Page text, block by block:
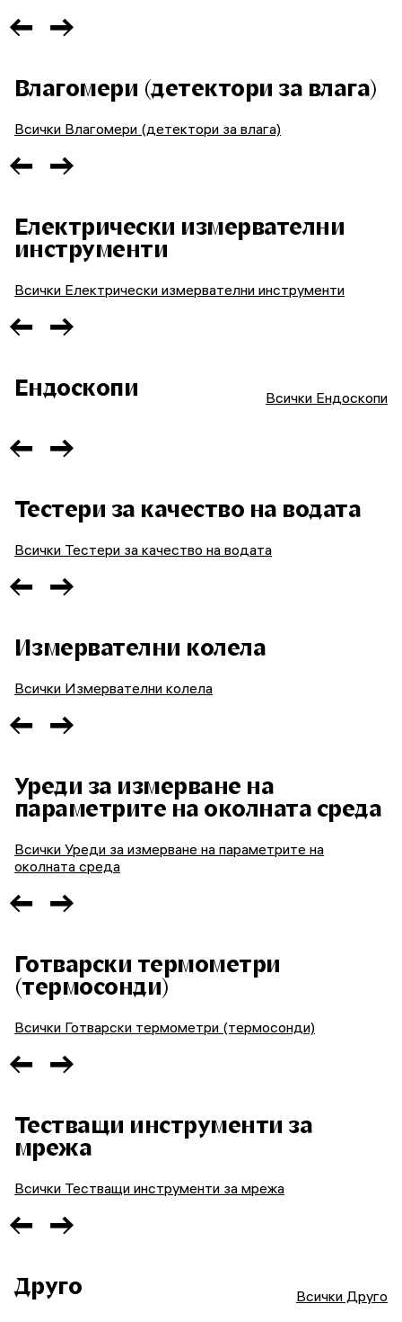
Влагомери (детектори за влага)
Всички Влагомери (детектори за влага)
Електрически измервателни
инструменти
Всички Електрически измервателни инструменти
Ендоскопи Всички Ендоскопи
Тестери за качество на водата
Всички Тестери за качество на водата
Измервателни колела
Всички Измервателни колела
Уреди за измерване на
параметрите на околната среда
Всички Уреди за измерване на параметрите на
околната среда
Готварски термометри
(термосонди)
Всички Готварски термометри (термосонди)
Тестващи инструменти за
мрежа
Всички Тестващи инструменти за мрежа
Друго Всички Друго